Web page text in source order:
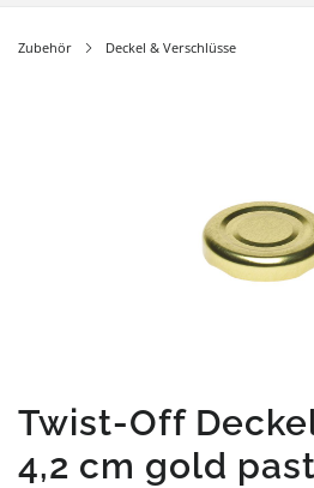
Zubehör Deckel & Verschlüsse
Twist-Off
4,2 cm gold